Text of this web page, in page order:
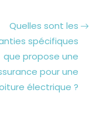
Quelles sont les
spécifiques
que propose une
pour une
électrique ?